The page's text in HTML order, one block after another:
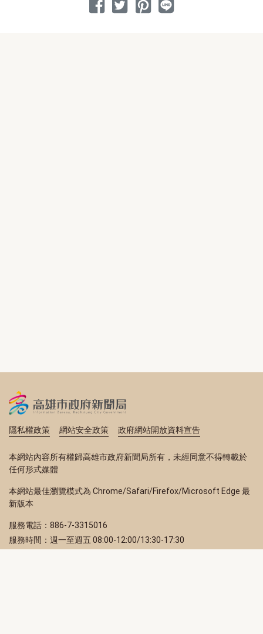
分享到 Facebook
分享到 Twitter
分享到 Pinterest
分享到 Line
隱私權政策 網站安全政策 政府網站開放資料宣告
本網站內容所有權歸高雄市政府新聞局所有，未經同意不得轉載於
任何形式媒體
本網站最佳瀏覽模式為 Chrome/Safari/Firefox/Microsoft Edge 最
新版本
服務電話：886-7-3315016
服務時間：週一至週五 08:00-12:00/13:30-17:30